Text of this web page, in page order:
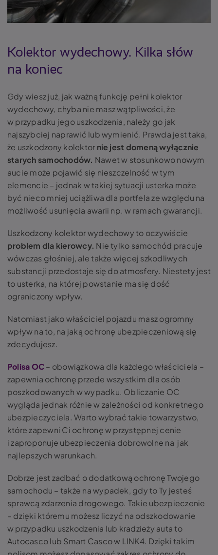
Kolektor wydechowy. Kilka słów
na koniec
Gdy wiesz już, jak ważną funkcję pełni kolektor
wydechowy, chyba nie masz wątpliwości, że
w przypadku jego uszkodzenia, należy go jak
najszybciej naprawić lub wymienić. Prawda jest taka,
że uszkodzony kolektor nie jest domeną wyłącznie
starych samochodów. Nawet w stosunkowo nowym
aucie może pojawić się nieszczelność w tym
elemencie – jednak w takiej sytuacji usterka może
być nieco mniej uciążliwa dla portfela ze względu na
możliwość usunięcia awarii np. w ramach gwarancji.
Uszkodzony kolektor wydechowyto oczywiście
problem dla kierowcy. Nie tylko samochód pracuje
wówczas głośniej, ale także więcej szkodliwych
substancji przedostaje się do atmosfery. Niestety jest
to usterka, na której powstanie ma się dość
ograniczony wpływ.
Natomiast jako właściciel pojazdu masz ogromny
wpływ na to, na jaką ochronę ubezpieczeniową się
zdecydujesz.
Polisa OC– obowiązkowa dla każdego właściciela –
zapewnia ochronę przede wszystkim dla osób
poszkodowanych w wypadku. Obliczanie OC
wygląda jednak różnie w zależności od konkretnego
ubezpieczyciela. Warto wybrać takie towarzystwo,
które zapewni Ci ochronę w przystępnej cenie
i zaproponuje ubezpieczenia dobrowolne na jak
najlepszych warunkach.
Dobrze jest zadbać o dodatkową ochronę Twojego
samochodu – także na wypadek, gdy to Ty jesteś
sprawcą zdarzenia drogowego. Takie ubezpieczenie
– dzięki któremu możesz liczyć na odszkodowanie
w przypadku uszkodzenia lub kradzieży auta to
Autocasco lub Smart Casco w LINK4. Dzięki takim